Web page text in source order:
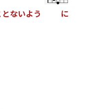
とないよう に